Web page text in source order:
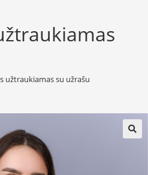
užtraukiamas su užrašu